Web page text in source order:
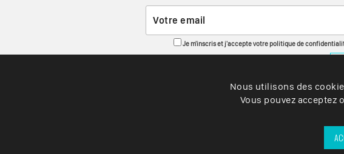
Je m'inscris et j'accepte votre politique de
Nous utilisons des
Vous pouvez acceptez